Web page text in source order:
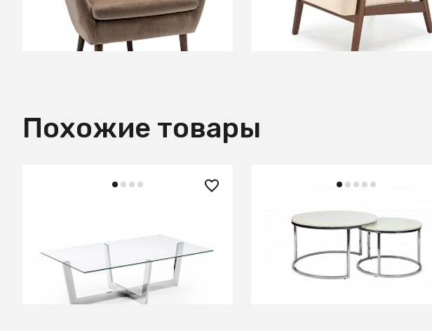
В КОРЗИНУ В КОРЗИНУ
Похожие товары
хромированный
В КОРЗИНУ
50 590 ₽
Комлпект 2 стола кофейнных
Silvy Marble
В КОРЗИНУ